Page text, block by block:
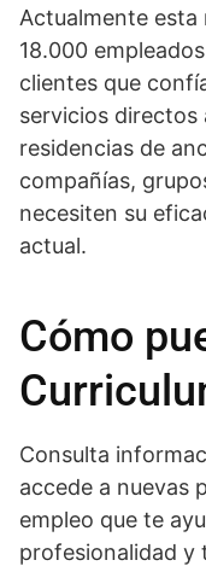
Actualmente
18.000
clientes que
servicios directos
residencias de
compañías,
necesiten su
actual.
Cómo
Consulta
accede a nuevas
empleo que te
profesionalidad y